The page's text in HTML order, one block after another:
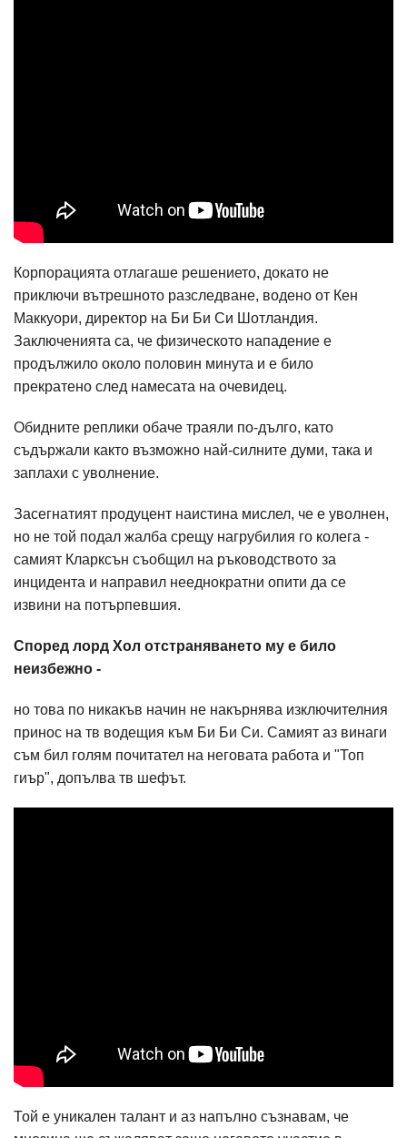
Корпорацията отлагаше решението, докато не
приключи вътрешното разследване, водено от Кен
Маккуори, директор на Би Би Си Шотландия.
Заключенията са, че физическото нападение е
продължило около половин минута и е било
прекратено след намесата на очевидец.
Обидните реплики обаче траяли по-дълго, като
съдържали както възможно най-силните думи, така и
заплахи с уволнение.
Засегнатият продуцент наистина мислел, че е уволнен,
но не той подал жалба срещу нагрубилия го колега -
самият Кларксън съобщил на ръководството за
инцидента и направил нееднократни опити да се
извини на потърпевшия.
Според лорд Хол отстраняването му е било
неизбежно -
но това по никакъв начин не накърнява изключителния
принос на тв водещия към Би Би Си. Самият аз винаги
съм бил голям почитател на неговата работа и "Топ
гиър", допълва тв шефът.
Той е уникален талант и аз напълно съзнавам, че